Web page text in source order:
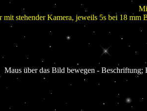
mit stehender Kamera, jeweils 5s bei 18 mm
Maus über das Bild bewegen -